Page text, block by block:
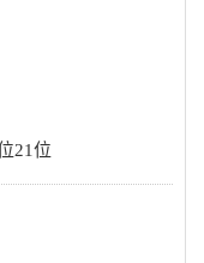
21位